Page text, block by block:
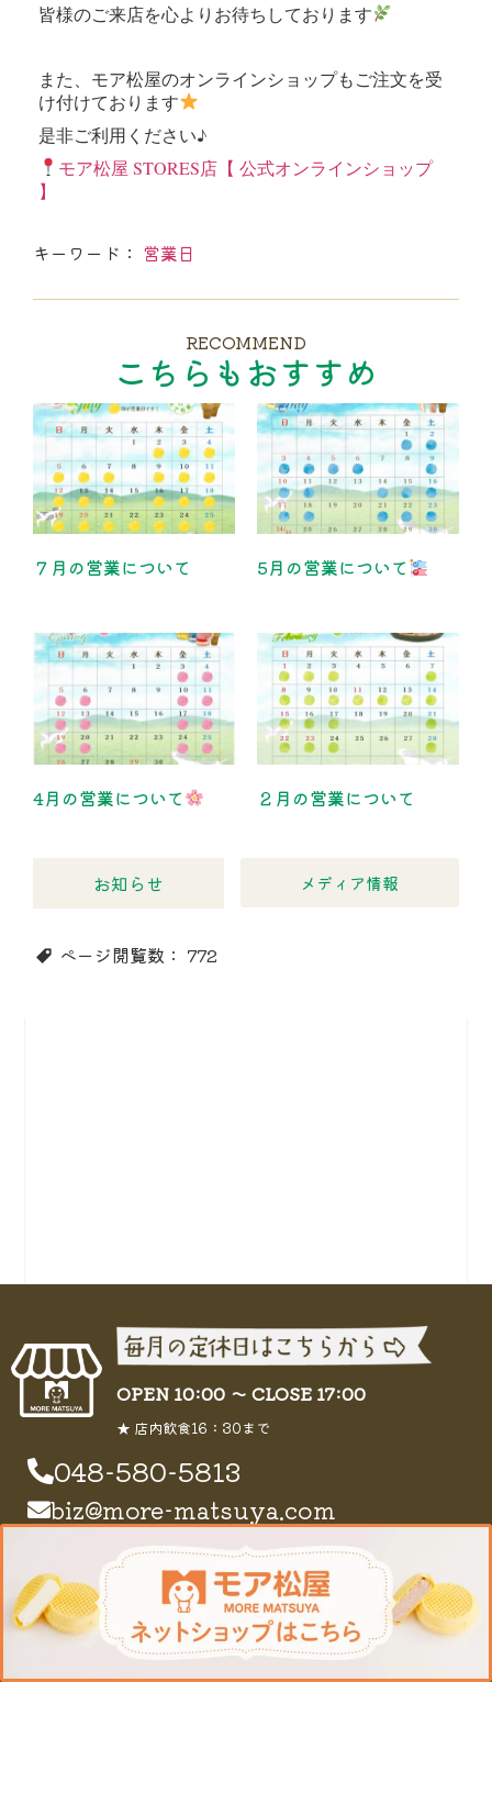
皆様のご来店を心よりお待ちしております
また、モア松屋のオンラインショップもご注文を受
け付けております
是非ご利用ください♪
モア松屋 STORES店【 公式オンラインショップ
】
キーワード： 営業日
RECOMMEND
こちらもおすすめ
７月の営業について 5月の営業について
4月の営業について ２月の営業について
お知らせ メディア情報
ページ閲覧数： 772
OPEN 10:00 〜 CLOSE 17:00
★ 店内飲食16：30まで
048-580-5813
biz@more-matsuya.com
プライバシーポリシー